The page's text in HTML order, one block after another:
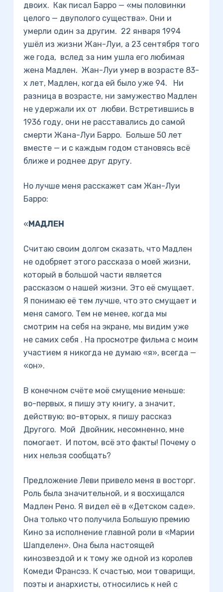
двоих. Как писал Барро — «мы половинки
целого — двуполого существа». Они и
умерли один за другим. 22 января 1994
ушёл из жизни Жан-Луи, а 23 сентября того
же года, вслед за ним ушла его любимая
жена Мадлен. Жан-Луи умер в возрасте 83-
х лет, Мадлен, когда ей было уже 94. Ни
разница в возрасте, ни замужество Мадлен
не удержали их от любви. Встретившись в
1936 году, они не расставались до самой
смерти Жана-Луи Барро. Больше 50 лет
вместе — и с каждым годом становясь всё
ближе и роднее друг другу.
Но лучше меня расскажет сам Жан-Луи
Барро:
«МАДЛЕН
Считаю своим долгом сказать, что Мадлен
не одобряет этого рассказа о моей жизни,
который в большой части является
рассказом о нашей жизни. Это её смущает.
Я понимаю её тем лучше, что это смущает и
меня самого. Тем не менее, когда мы
смотрим на себя на экране, мы видим уже
не самих себя . На просмотре фильма с моим
участием я никогда не думаю «я», всегда —
«он».
В конечном счёте моё смущение меньше:
во-первых, я пишу эту книгу, а значит,
действую; во-вторых, я пишу рассказ
Другого. Мой Двойник, несомненно, мне
помогает. И потом, всё это факты! Почему о
них нельзя сообщать?
Предложение Леви привело меня в восторг.
Роль была значительной, и я восхищался
Мадлен Рено. Я видел её в «Детском саде».
Она только что получила Большую премию
Кино за исполнение главной роли в «Марии
Шапделен». Она была настоящей
кинозвездой и к тому же одной из королев
Комеди Франсэз. К счастью, мои товарищи,
поэты и анархисты, относились к ней с